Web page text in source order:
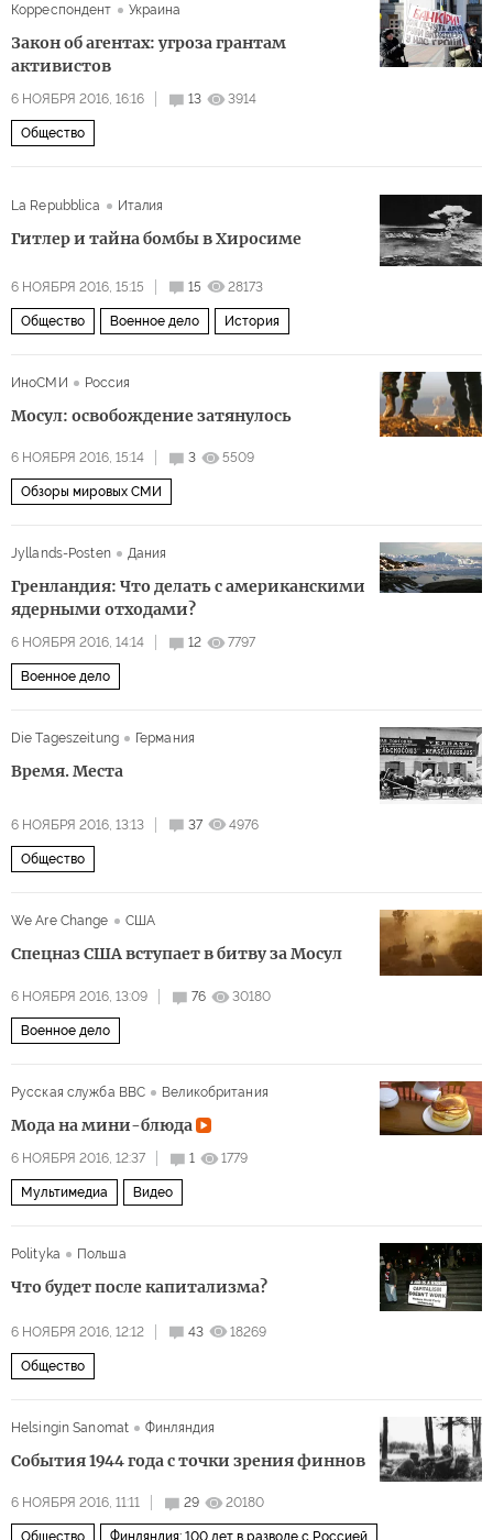
Корреспондент Украина
Закон об агентах: угроза грантам
активистов
6 НОЯБРЯ 2016, 16:16 13 3914
Общество
La Repubblica Италия
Гитлер и тайна бомбы в Хиросиме
6 НОЯБРЯ 2016, 15:15 15 28173
Общество Военное дело История
ИноСМИ Россия
Мосул: освобождение затянулось
6 НОЯБРЯ 2016, 15:14 3 5509
Обзоры мировых СМИ
Jyllands-Posten Дания
Гренландия: Что делать с американскими
ядерными отходами?
6 НОЯБРЯ 2016, 14:14 12 7797
Военное дело
Die Tageszeitung Германия
Время. Места
6 НОЯБРЯ 2016, 13:13 37 4976
Общество
We Are Change США
Спецназ США вступает в битву за Мосул
6 НОЯБРЯ 2016, 13:09 76 30180
Военное дело
Русская служба BBC Великобритания
Мода на мини-блюда
6 НОЯБРЯ 2016, 12:37 1 1779
Мультимедиа Видео
Polityka Польша
Что будет после капитализма?
6 НОЯБРЯ 2016, 12:12 43 18269
Общество
Helsingin Sanomat Финляндия
События 1944 года с точки зрения финнов
6 НОЯБРЯ 2016, 11:11 29 20180
Общество Финляндия: 100 лет в разводе с Россией